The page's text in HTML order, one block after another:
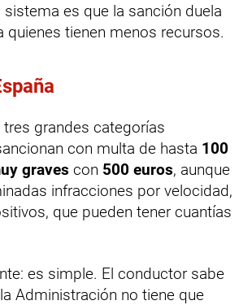
sistema es que la sanción duela
tienen menos recursos.
grandes categorías
con multa de hasta 100
graves con 500 euros, aunque
infracciones por velocidad,
que pueden tener cuantías
es simple. El conductor sabe
Administración no tiene que